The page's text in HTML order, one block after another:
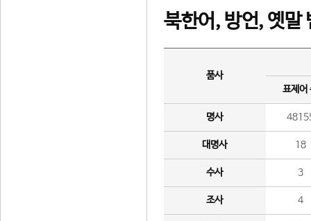
북한어, 방언, 옛말
품사
표제어
명사
대명사 18
수사 3
조사 4